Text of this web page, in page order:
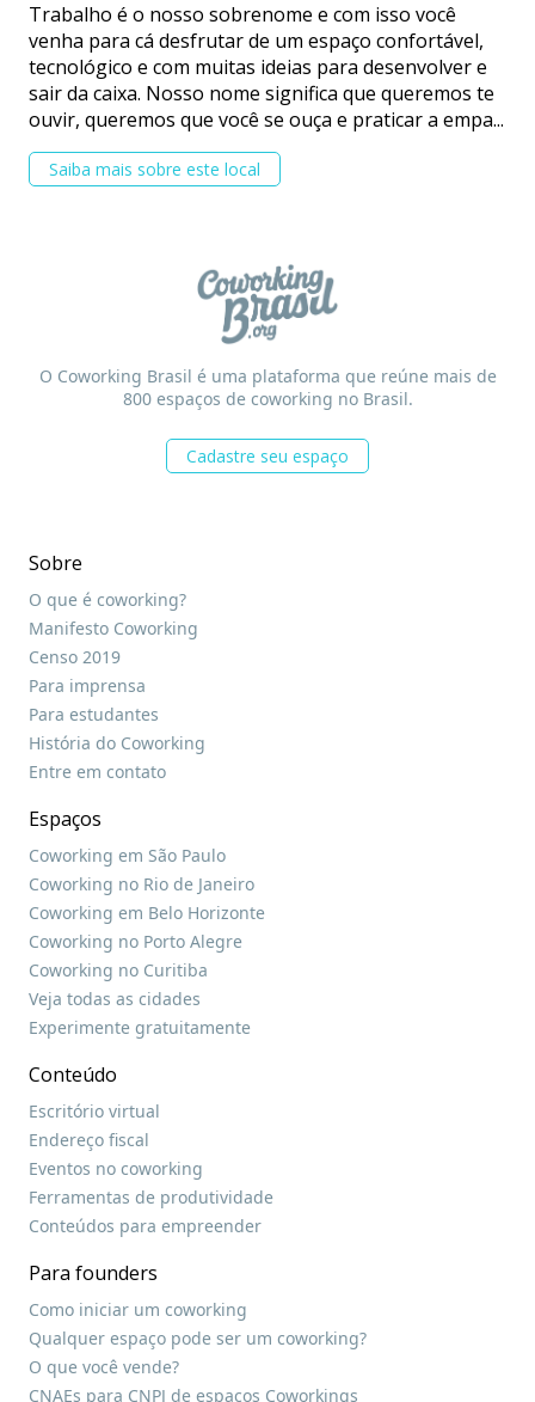
Trabalho é o nosso sobrenome e com isso você
venha para cá desfrutar de um espaço confortável,
tecnológico e com muitas ideias para desenvolver e
sair da caixa. Nosso nome significa que queremos te
ouvir, queremos que você se ouça e praticar a empa...
Saiba mais sobre este local
O Coworking Brasil é uma plataforma que reúne mais de
800 espaços de coworking no Brasil.
Cadastre seu espaço
Sobre
O que é coworking?
Manifesto Coworking
Censo 2019
Para imprensa
Para estudantes
História do Coworking
Entre em contato
Espaços
Coworking em São Paulo
Coworking no Rio de Janeiro
Coworking em Belo Horizonte
Coworking no Porto Alegre
Coworking no Curitiba
Veja todas as cidades
Experimente gratuitamente
Conteúdo
Escritório virtual
Endereço fiscal
Eventos no coworking
Ferramentas de produtividade
Conteúdos para empreender
Para founders
Como iniciar um coworking
Qualquer espaço pode ser um coworking?
O que você vende?
CNAEs para CNPJ de espaços Coworkings